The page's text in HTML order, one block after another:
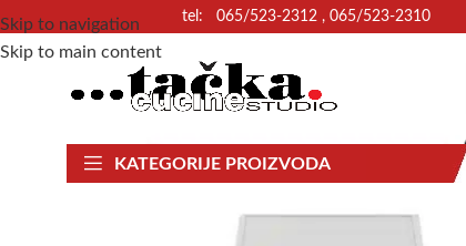
Skip to navigation
Skip to main content
tel: 065/523-2312 , 065/523-2310
KATEGORIJE PROIZVODA